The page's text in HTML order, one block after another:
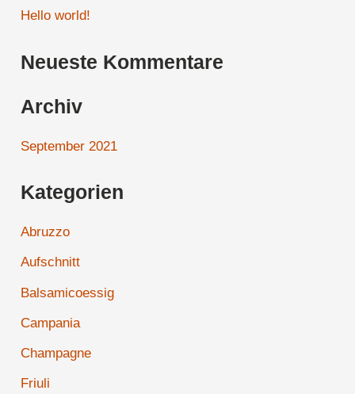
h
n
a
c
:
Hello world!
Neueste Kommentare
Archiv
September 2021
Kategorien
Abruzzo
Aufschnitt
Balsamicoessig
Campania
Champagne
Friuli